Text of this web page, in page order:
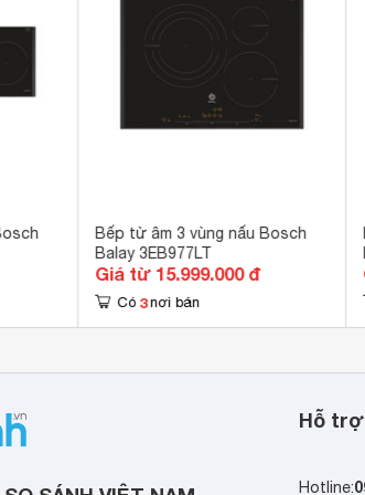
Bếp từ âm 3 vùng nấu Bosch
Balay 3EB977LT
Giá từ 15.999.000 đ
Có 3 nơi bán
Hỗ
Hotline: